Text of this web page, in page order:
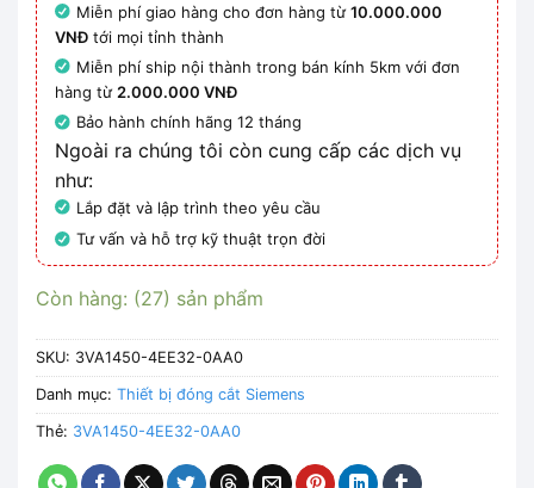
Miễn phí giao hàng cho đơn hàng từ10.000.000
VNĐ tới mọi tỉnh thành
Miễn phí ship nội thành trong bán kính 5km với đơn
hàng từ2.000.000 VNĐ
Bảo hành chính hãng 12 tháng
Ngoài ra chúng tôi còn cung cấp các dịch vụ
như:
Lắp đặt và lập trình theo yêu cầu
Tư vấn và hỗ trợ kỹ thuật trọn đời
Còn hàng: (27) sản phẩm
SKU: 3VA1450-4EE32-0AA0
Danh mục: Thiết bị đóng cắt Siemens
Thẻ: 3VA1450-4EE32-0AA0